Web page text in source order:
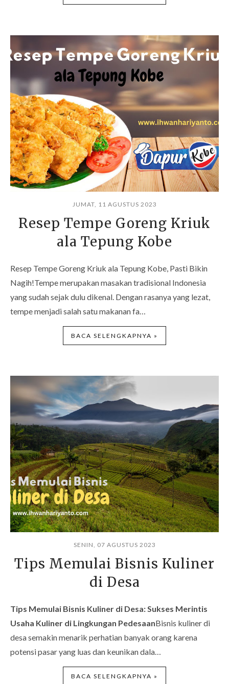
JUMAT, 11 AGUSTUS 2023
Resep Tempe Goreng Kriuk
ala Tepung Kobe
Resep Tempe Goreng Kriuk ala Tepung Kobe, Pasti Bikin
Nagih!Tempe merupakan masakan tradisional Indonesia
yang sudah sejak dulu dikenal. Dengan rasanya yang lezat,
tempe menjadi salah satu makanan fa…
BACA SELENGKAPNYA »
SENIN, 07 AGUSTUS 2023
Tips Memulai Bisnis Kuliner
di Desa
Tips Memulai Bisnis Kuliner di Desa: Sukses Merintis
Usaha Kuliner di Lingkungan PedesaanBisnis kuliner di
desa semakin menarik perhatian banyak orang karena
potensi pasar yang luas dan keunikan dala…
BACA SELENGKAPNYA »